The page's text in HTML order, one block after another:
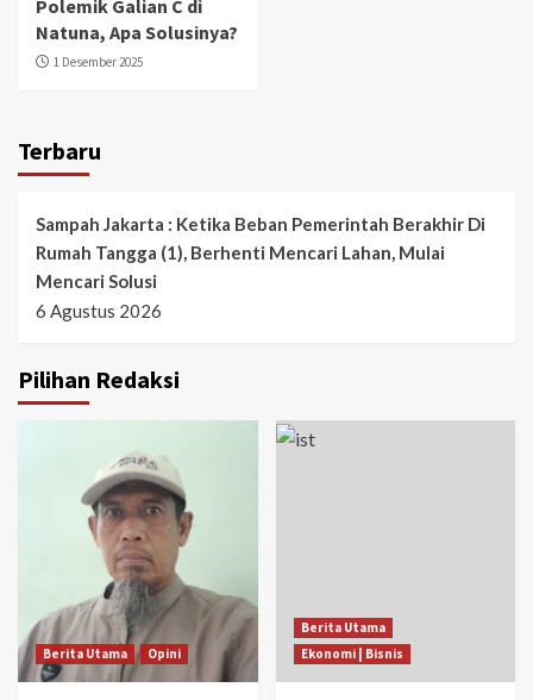
Polemik Galian C di
Natuna, Apa Solusinya?
1 Desember 2025
Terbaru
Sampah Jakarta : Ketika Beban Pemerintah Berakhir Di
Rumah Tangga (1), Berhenti Mencari Lahan, Mulai
Mencari Solusi
6 Agustus 2026
Pilihan Redaksi
Berita Utama Opini
Berita Utama
Ekonomi | Bisnis